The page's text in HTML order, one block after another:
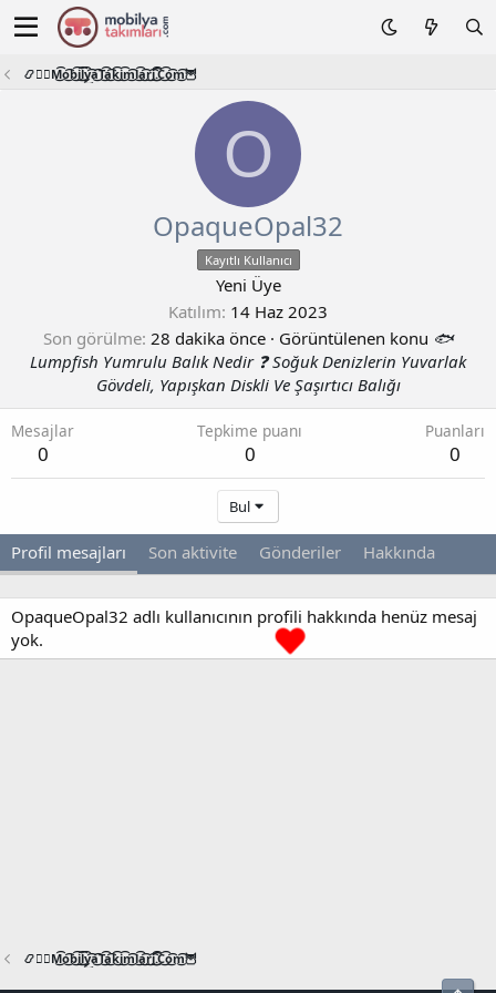
📿🧙‍♂️M͜͡o͜͡b͜͡i͜͡l͜͡y͜͡a͜͡T͜͡a͜͡k͜͡i͜͡m͜͡l͜͡a͜͡r͜͡i͜͡.͜͡C͜͡o͜͡m͜͡🦉
O
OpaqueOpal32
Kayıtlı Kullanıcı
Yeni Üye
Katılım 14 Haz 2023
Son görülme 28 dakika önce · Görüntülenen konu 🐟
Lumpfish Yumrulu Balık Nedir ❓ Soğuk Denizlerin Yuvarlak
Gövdeli, Yapışkan Diskli Ve Şaşırtıcı Balığı
Mesajlar
0
Tepkime puanı
0
Puanları
0
Bul
Profil mesajları Son aktivite Gönderiler Hakkında
OpaqueOpal32 adlı kullanıcının profili hakkında henüz mesaj
yok.
📿🧙‍♂️M͜͡o͜͡b͜͡i͜͡l͜͡y͜͡a͜͡T͜͡a͜͡k͜͡i͜͡m͜͡l͜͡a͜͡r͜͡i͜͡.͜͡C͜͡o͜͡m͜͡🦉